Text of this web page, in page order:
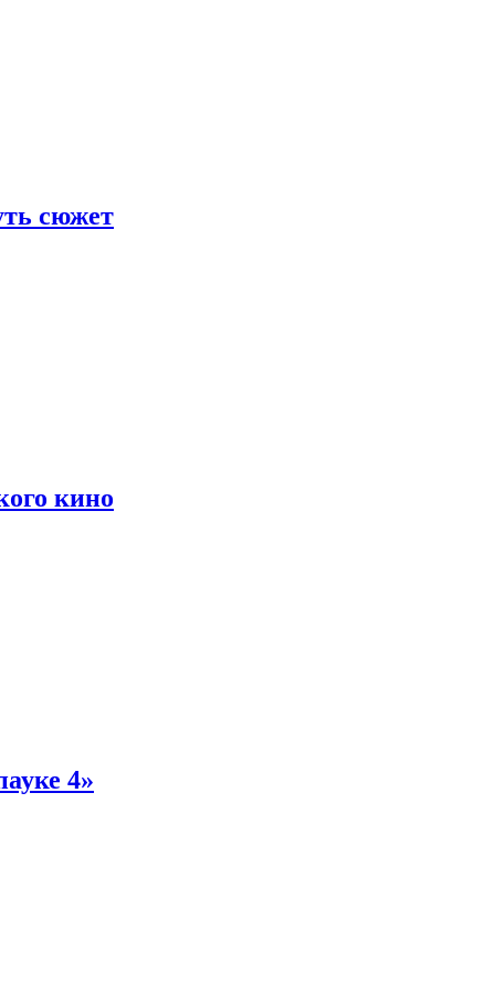
сюжет
кино
4»